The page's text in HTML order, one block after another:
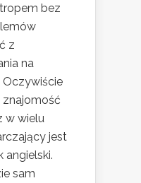
bez
z
na
Oczywiście
w wielu
jest
angielski.
sam